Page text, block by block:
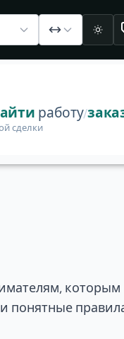
работу/
сделки
которым
понятные